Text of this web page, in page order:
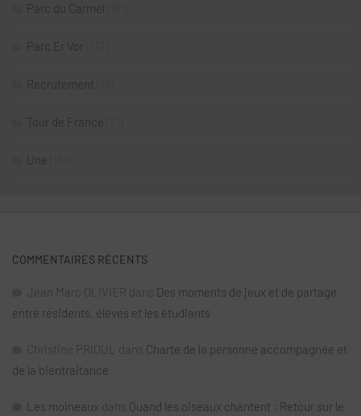
Parc du Carmel
Parc Er Vor
Recrutement
Tour de France
Une
COMMENTAIRES RÉCENTS
Jean Marc OLIVIER dans Des moments de jeux et de partage
entre résidents, élèves et les étudiants
Christine PRIOUL dans Charte de la personne accompagnée et
de la bientraitance
Les moineaux dans Quand les oiseaux chantent : Retour sur le